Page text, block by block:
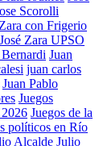
Scorolli
con Frigerio
José Zara UPSO
Juan
juan carlos
Juan Pablo
Juegos
2026 Juegos de la
políticos en Río
Alcalde Julio